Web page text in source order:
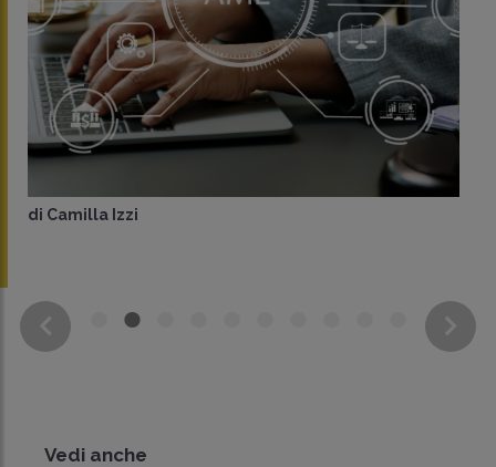
di Camilla Izzi
Vedi anche